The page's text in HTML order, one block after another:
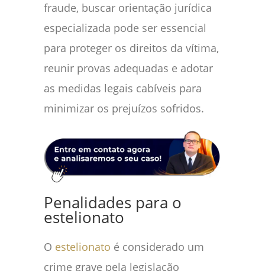
fraude, buscar orientação jurídica
especializada pode ser essencial
para proteger os direitos da vítima,
reunir provas adequadas e adotar
as medidas legais cabíveis para
minimizar os prejuízos sofridos.
Penalidades para o
estelionato
O estelionato é considerado um
crime grave pela legislação